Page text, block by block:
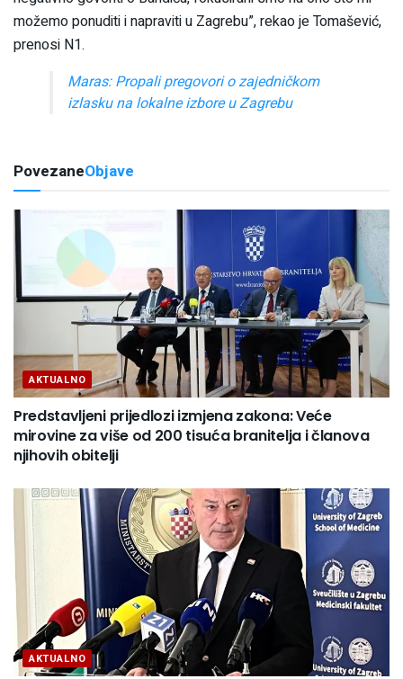
možemo ponuditi i napraviti u Zagrebu”, rekao je Tomašević,
prenosi N1.
Maras: Propali pregovori o zajedničkom
izlasku na lokalne izbore u Zagrebu
PovezaneObjave
AKTUALNO
Predstavljeni prijedlozi izmjena zakona: Veće
mirovine za više od 200 tisuća branitelja i članova
njihovih obitelji
AKTUALNO